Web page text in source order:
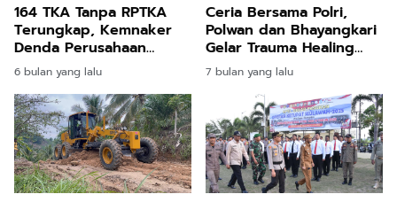
164 TKA Tanpa RPTKA
Terungkap, Kemnaker
Denda Perusahaan
Rp2,17 Miliar
6 bulan yang lalu
Ceria Bersama Polri,
Polwan dan Bhayangkari
Gelar Trauma Healing
Anak Terdampak Banjir
7 bulan yang lalu